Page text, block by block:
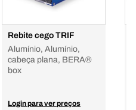
Rebite cego TRIF
Alumínio, Alumínio,
cabeça plana, BERA®
box
Login para ver preços